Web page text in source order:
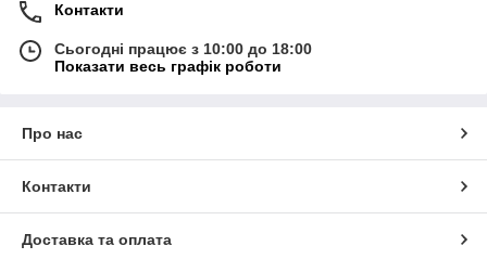
Контакти
Сьогодні працює з 10:00 до 18:00
Показати весь графік роботи
Про нас
Контакти
Доставка та оплата